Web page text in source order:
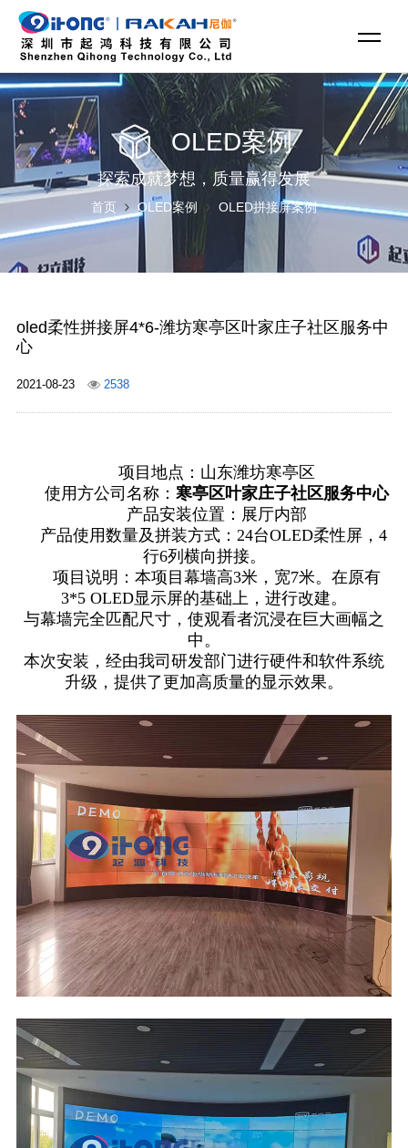
OLED案例
探索成就梦想，质量赢得发展
首页 OLED案例 OLED拼接屏案例
oled柔性拼接屏4*6-潍坊寒亭区叶家庄子社区服务中
心
2021-08-23 2538
项目地点：山东潍坊寒亭区
使用方公司名称： 寒亭区叶家庄子社区服务中心
产品安装位置：展厅内部
产品使用数量及拼装方式：24台OLED柔性屏，4
行6列横向拼接。
项目说明：本项目幕墙高3米，宽7米。在原有
3*5 OLED显示屏的基础上，进行改建。
与幕墙完全匹配尺寸，使观看者沉浸在巨大画幅之
中。
本次安装，经由我司研发部门进行硬件和软件系统
升级，提供了更加高质量的显示效果。